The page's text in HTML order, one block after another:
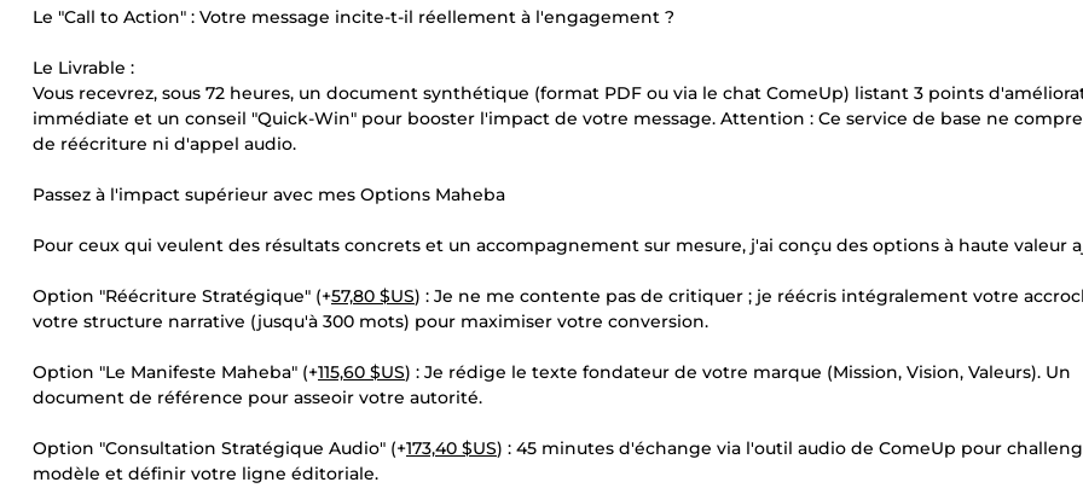
Le "Call to Action" : Votre message incite-t-il réellement à l'engagement ?
Le Livrable :
Vous recevrez, sous 72 heures, un document synthétique (format PDF ou via le chat ComeUp) listant 3 points
immédiate et un conseil "Quick-Win" pour booster l'impact de votre message. Attention : Ce service de base ne
de réécriture ni d'appel audio.
Passez à l'impact supérieur avec mes Options Maheba
Pour ceux qui veulent des résultats concrets et un accompagnement sur mesure, j'ai conçu des options à haute valeur
Option "Réécriture Stratégique" (+57,80 $US) : Je ne me contente pas de critiquer ; je réécris intégralement votre
votre structure narrative (jusqu'à 300 mots) pour maximiser votre conversion.
Option "Le Manifeste Maheba" (+115,60 $US) : Je rédige le texte fondateur de votre marque (Mission, Vision, Valeurs). Un
document de référence pour asseoir votre autorité.
Option "Consultation Stratégique Audio" (+173,40 $US) : 45 minutes d'échange via l'outil audio de ComeUp pour
modèle et définir votre ligne éditoriale.